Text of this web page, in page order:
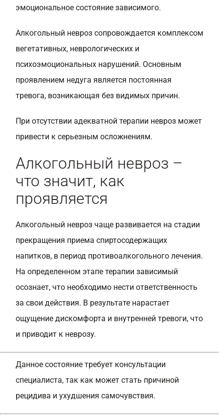
эмоциональное состояние зависимого.
Алкогольный невроз сопровождается комплексом
вегетативных, неврологических и
психоэмоциональных нарушений. Основным
проявлением недуга является постоянная
тревога, возникающая без видимых причин.
При отсутствии адекватной терапии невроз может
привести к серьезным осложнениям.
Алкогольный невроз –
что значит, как
проявляется
Алкогольный невроз чаще развивается на стадии
прекращения приема спиртосодержащих
напитков, в период противоалкогольного лечения.
На определенном этапе терапии зависимый
осознает, что необходимо нести ответственность
за свои действия. В результате нарастает
ощущение дискомфорта и внутренней тревоги, что
и приводит к неврозу.
Данное состояние требует консультации
специалиста, так как может стать причиной
рецидива и ухудшения самочувствия.